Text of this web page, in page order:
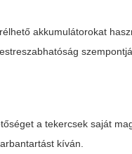
akkumulátorokat
a tekercsek saját
kíván.